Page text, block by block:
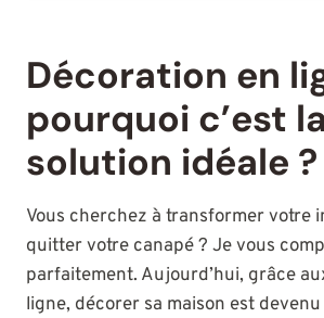
Décoration en
pourquoi c’est la
solution idéale ?
Vous cherchez à transformer votre
quitter votre canapé ? Je vous
parfaitement. Aujourd’hui, grâce
ligne, décorer sa maison est